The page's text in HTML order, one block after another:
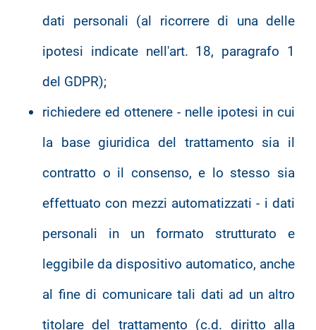
dati personali (al ricorrere di una delle
ipotesi indicate nell'art. 18, paragrafo 1
del GDPR);
richiedere ed ottenere - nelle ipotesi in cui
la base giuridica del trattamento sia il
contratto o il consenso, e lo stesso sia
effettuato con mezzi automatizzati - i dati
personali in un formato strutturato e
leggibile da dispositivo automatico, anche
al fine di comunicare tali dati ad un altro
titolare del trattamento (c.d. diritto alla